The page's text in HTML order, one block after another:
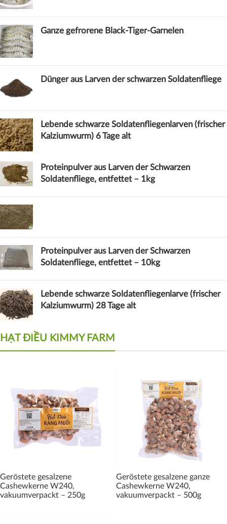
Ganze gefrorene Black-Tiger-Garnelen
Dünger aus Larven der schwarzen Soldatenfliege
Lebende schwarze Soldatenfliegenlarven (frischer
Kalziumwurm) 6 Tage alt
Proteinpulver aus Larven der Schwarzen
Soldatenfliege, entfettet – 1kg
Proteinpulver aus Larven der Schwarzen
Soldatenfliege, entfettet – 10kg
Lebende schwarze Soldatenfliegenlarve (frischer
Kalziumwurm) 28 Tage alt
HẠT ĐIỀU KIMMY FARM
Geröstete gesalzene
Cashewkerne W240,
vakuumverpackt – 250g
Geröstete gesalzene ganze
Cashewkerne W240,
vakuumverpackt – 500g